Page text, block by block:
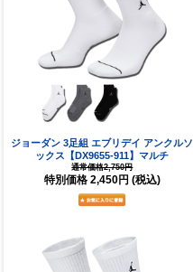
ジョーダン 3足組 エブリデイ アンクルソ
ックス【DX9655-911】マルチ
通常価格2,750円
特別価格 2,450円 (税込)